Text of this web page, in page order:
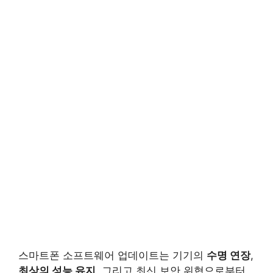
스마트폰 소프트웨어 업데이트는 기기의 수명 연장,
최상의 성능 유지 , 그리고 최신 보안 위협으로부터